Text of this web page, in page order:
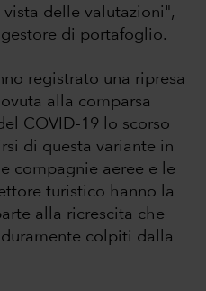
delle valutazioni",
di portafoglio.
registrato una ripresa
alla comparsa
COVID-19 lo scorso
di questa variante in
compagnie aeree e le
turistico hanno la
alla ricrescita che
colpiti dalla